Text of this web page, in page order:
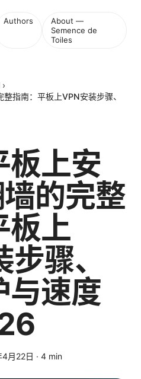
Authors
About —
Semence de
Toiles
›
指南：平板上VPN安装步骤、
板上安
的完整
板上
骤、
与速度
月22日 · 4 min